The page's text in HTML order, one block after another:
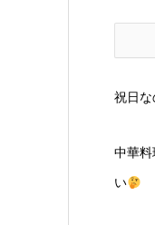
祝日
中華料
い